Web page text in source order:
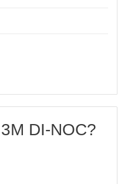
DI-NOC?